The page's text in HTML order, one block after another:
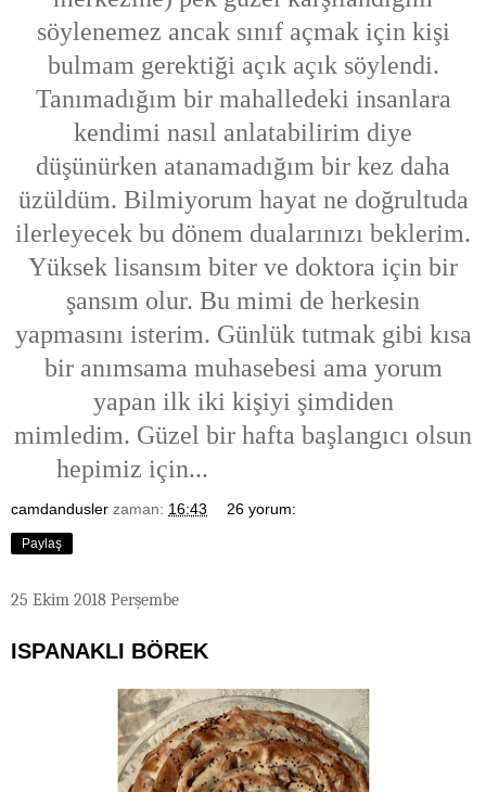
söylenemez ancak sınıf açmak için kişi
bulmam gerektiği açık açık söylendi.
Tanımadığım bir mahalledeki insanlara
kendimi nasıl anlatabilirim diye
düşünürken atanamadığım bir kez daha
üzüldüm. Bilmiyorum hayat ne doğrultuda
ilerleyecek bu dönem dualarınızı beklerim.
Yüksek lisansım biter ve doktora için bir
şansım olur. Bu mimi de herkesin
yapmasını isterim. Günlük tutmak gibi kısa
bir anımsama muhasebesi ama yorum
yapan ilk iki kişiyi şimdiden
mimledim. Güzel bir hafta başlangıcı olsun
hepimiz için...
camdandusler zaman: 16:43 26 yorum:
Paylaş
25 Ekim 2018 Perşembe
ISPANAKLI BÖREK